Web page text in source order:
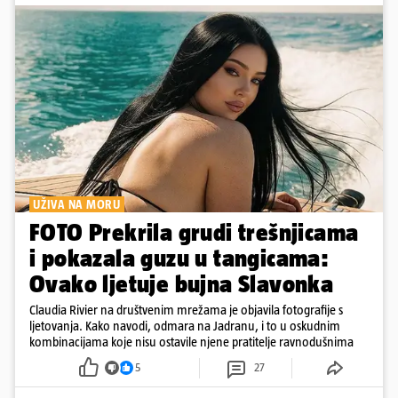
UŽIVA NA MORU
FOTO Prekrila grudi trešnjicama
i pokazala guzu u tangicama:
Ovako ljetuje bujna Slavonka
Claudia Rivier na društvenim mrežama je objavila fotografije s
ljetovanja. Kako navodi, odmara na Jadranu, i to u oskudnim
kombinacijama koje nisu ostavile njene pratitelje ravnodušnima
5 27